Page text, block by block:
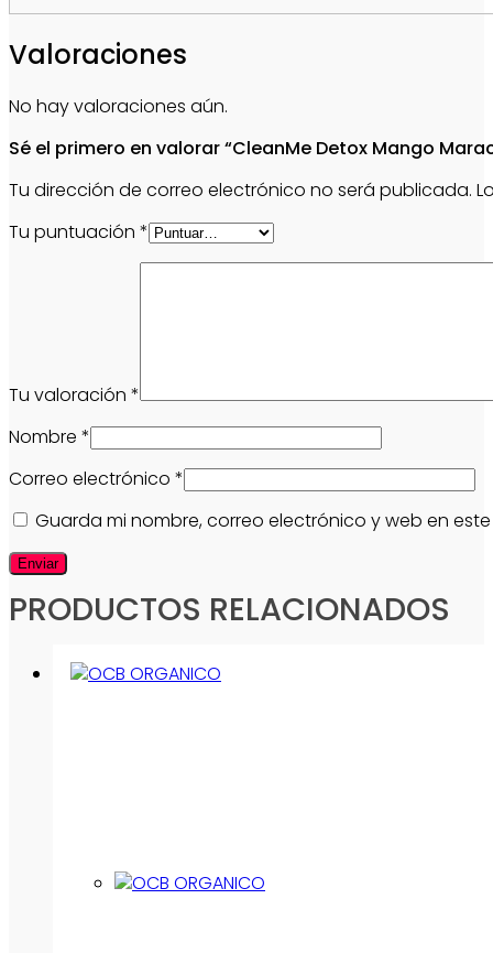
Valoraciones
No hay valoraciones aún.
Sé el primero en valorar “CleanMe Detox Mango
Tu dirección de correo electrónico no será publicada.
Tu puntuación *
Tu valoración *
Nombre *
Correo electrónico *
Guarda mi nombre, correo electrónico y web en
PRODUCTOS RELACIONADOS